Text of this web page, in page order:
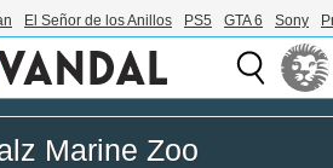
El Señor de los Anillos PS5 GTA 6 Sony
Marine Zoo